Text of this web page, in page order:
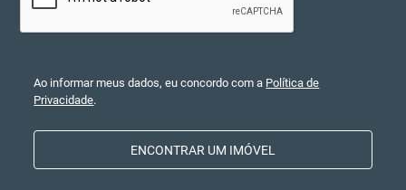
Ao informar meus dados, eu concordo com a Política de
Privacidade.
ENCONTRAR UM IMÓVEL